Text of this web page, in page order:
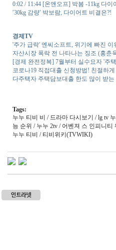
0:02 / 11:44 [온앤오프] 박봄 -11kg 다
′30kg 감량′ 박보람, 다이어트 비결은?!
경제TV
'주가 급락' 엔씨소프트, 위기에 빠진 이
자산시장 폭락 전 나타나는 징조 (홍춘
[경제 완전정복] 7월부터 실수요자 '주
코로나19 직접대출 신청방법! 친절하
다주택자 주택담보대출 한도 많이 받
Tags:
누누 티비 비 / 드라마 다시보기 / lg tv
능 순위 / 누누 2tv / 어벤져 스 인피니
누누 티비 / 티비위키(TVWIKI)